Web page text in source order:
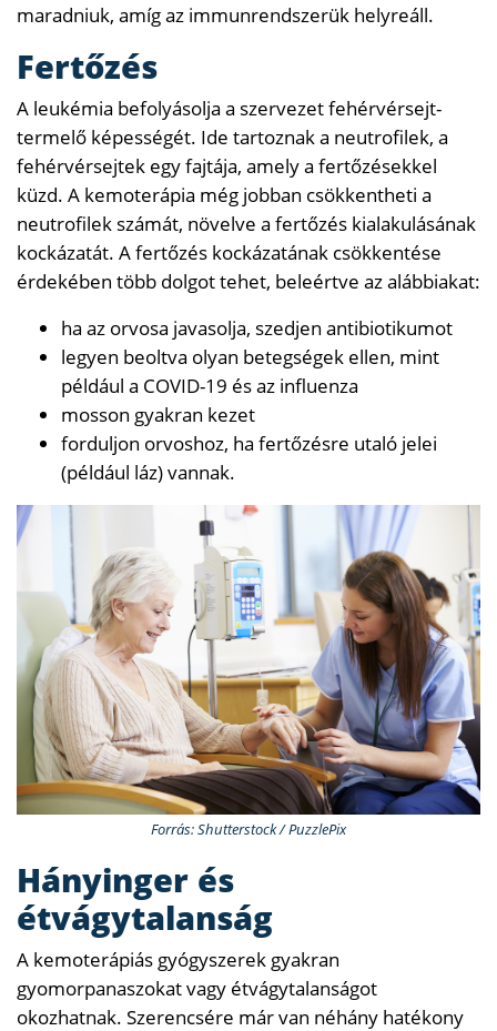
maradniuk, amíg az immunrendszerük helyreáll.
Fertőzés
A leukémia befolyásolja a szervezet fehérvérsejt-
termelő képességét. Ide tartoznak a neutrofilek, a
fehérvérsejtek egy fajtája, amely a fertőzésekkel
küzd. A kemoterápia még jobban csökkentheti a
neutrofilek számát, növelve a fertőzés kialakulásának
kockázatát. A fertőzés kockázatának csökkentése
érdekében több dolgot tehet, beleértve az alábbiakat:
ha az orvosa javasolja, szedjen antibiotikumot
legyen beoltva olyan betegségek ellen, mint
például a COVID-19 és az influenza
mosson gyakran kezet
forduljon orvoshoz, ha fertőzésre utaló jelei
(például láz) vannak.
Forrás: Shutterstock / PuzzlePix
Hányinger és
étvágytalanság
A kemoterápiás gyógyszerek gyakran
gyomorpanaszokat vagy étvágytalanságot
okozhatnak. Szerencsére már van néhány hatékony